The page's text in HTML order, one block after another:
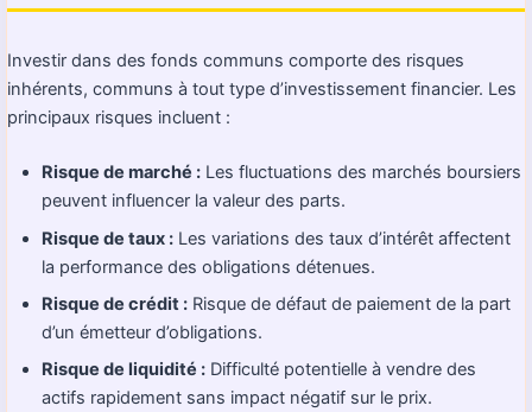
Investir dans des fonds communs comporte des risques
inhérents, communs à tout type d’investissement financier. Les
principaux risques incluent :
Risque de marché : Les fluctuations des marchés boursiers
peuvent influencer la valeur des parts.
Risque de taux : Les variations des taux d’intérêt affectent
la performance des obligations détenues.
Risque de crédit : Risque de défaut de paiement de la part
d’un émetteur d’obligations.
Risque de liquidité : Difficulté potentielle à vendre des
actifs rapidement sans impact négatif sur le prix.